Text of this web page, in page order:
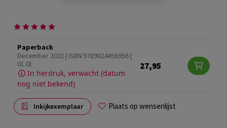
Paperback
December 2022 | ISBN 9789024456956 |
01.01
In herdruk, verwacht (datum
nog niet bekend)
27,95
Inkijkexemplaar Plaats op wensenlijst